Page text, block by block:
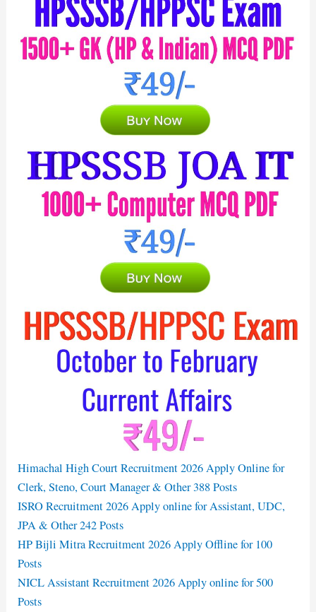
Himachal High Court Recruitment 2026 Apply Online for
Clerk, Steno, Court Manager & Other 388 Posts
ISRO Recruitment 2026 Apply online for Assistant, UDC,
JPA & Other 242 Posts
HP Bijli Mitra Recruitment 2026 Apply Offline for 100
Posts
NICL Assistant Recruitment 2026 Apply online for 500
Posts